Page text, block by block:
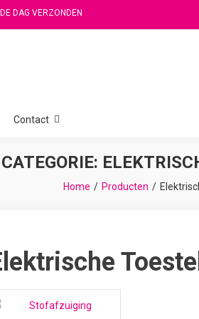
DAG VERZONDEN
Contact
CATEGORIE:
Home Producten